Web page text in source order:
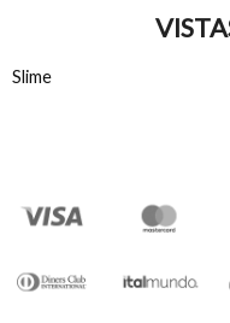
Slime